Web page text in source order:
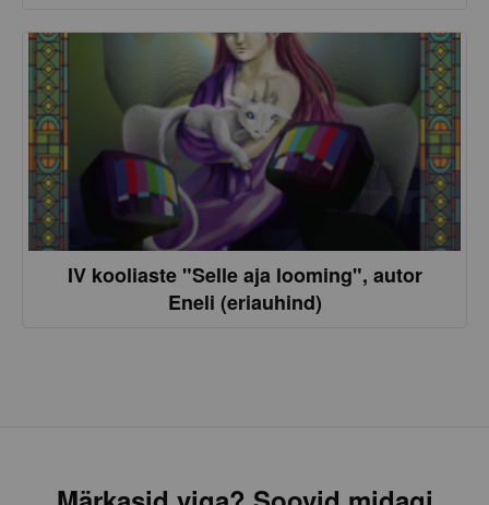
IV kooliaste "Selle aja looming", autor
Eneli (eriauhind)